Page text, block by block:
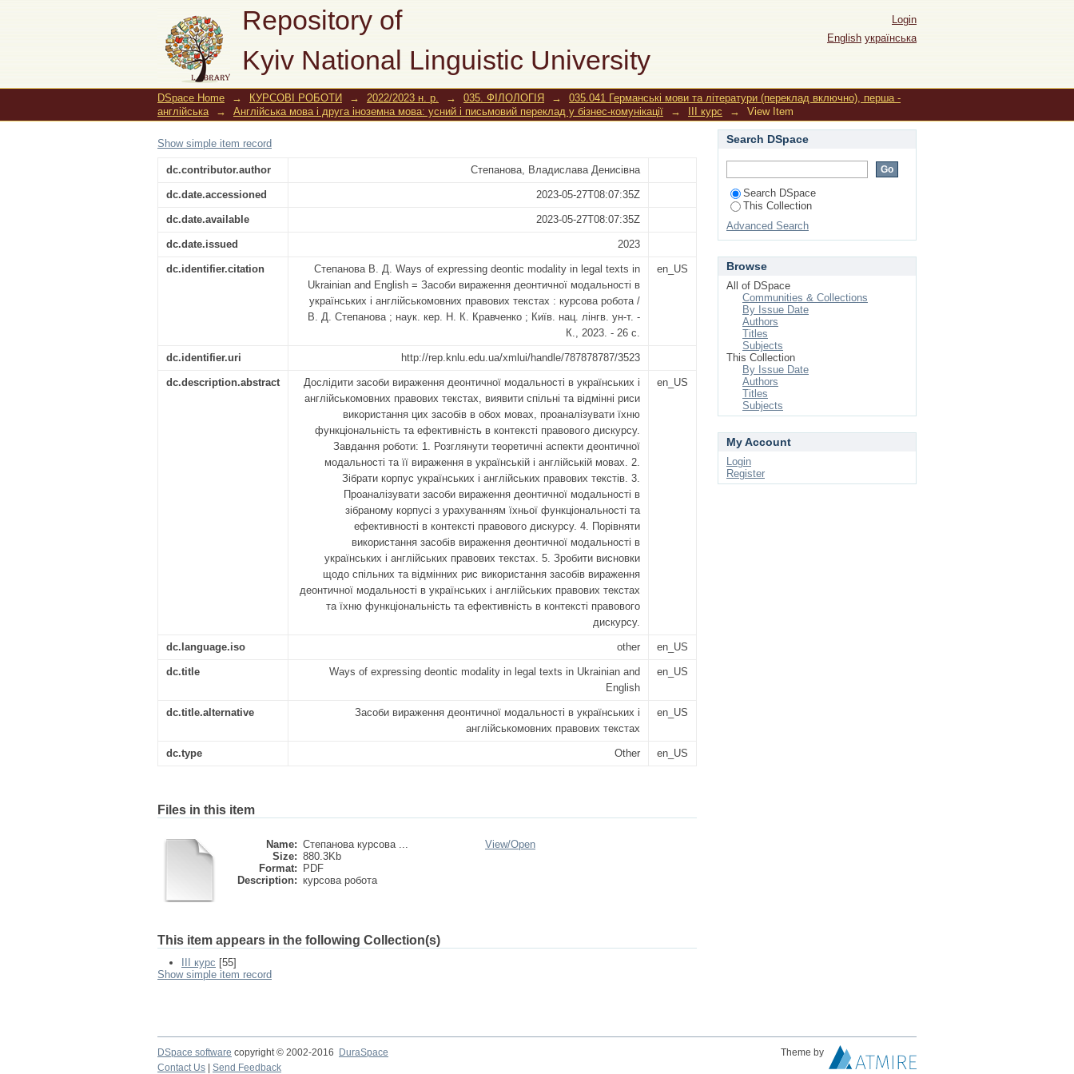
Repository of
Kyiv National Linguistic University
Ways of expressing deontic modality in legal texts in Ukrainian and English
Login
English українська
DSpace Home → КУРСОВІ РОБОТИ → 2022/2023 н. р. → 035. ФІЛОЛОГІЯ →
035.041 Германські мови та літератури (переклад включно), перша -
англійська
→ Англійська мова і друга іноземна мова: усний і письмовий переклад у бізнес-комунікації → III курс → View Item
Show simple item record
dc.contributor.author Степанова, Владислава Денисівна
dc.date.accessioned 2023-05-27T08:07:35Z
dc.date.available 2023-05-27T08:07:35Z
dc.date.issued 2023
dc.identifier.citation
Степанова В. Д. Ways of expressing deontic modality in legal texts in
Ukrainian and English = Засоби вираження деонтичної модальності в
українських і англійськомовних правових текстах : курсова робота /
В. Д. Степанова ; наук. кер. Н. К. Кравченко ; Київ. нац. лінгв. ун-т. -
К., 2023. - 26 с.
en_US
dc.identifier.uri http://rep.knlu.edu.ua/xmlui/handle/787878787/3523
dc.description.abstract
Дослідити засоби вираження деонтичної модальності в українських і
англійськомовних правових текстах, виявити спільні та відмінні риси
використання цих засобів в обох мовах, проаналізувати їхню
функціональність та ефективність в контексті правового дискурсу.
Завдання роботи: 1. Розглянути теоретичні аспекти деонтичної
модальності та її вираження в українській і англійській мовах. 2.
Зібрати корпус українських і англійських правових текстів. 3.
Проаналізувати засоби вираження деонтичної модальності в
зібраному корпусі з урахуванням їхньої функціональності та
ефективності в контексті правового дискурсу. 4. Порівняти
використання засобів вираження деонтичної модальності в
українських і англійських правових текстах. 5. Зробити висновки
щодо спільних та відмінних рис використання засобів вираження
деонтичної модальності в українських і англійських правових текстах
та їхню функціональність та ефективність в контексті правового
дискурсу.
en_US
dc.language.iso other en_US
dc.title
Ways of expressing deontic modality in legal texts in Ukrainian and
English
en_US
dc.title.alternative
Засоби вираження деонтичної модальності в українських і
англійськомовних правових текстах
en_US
dc.type Other en_US
Files in this item
Name: Степанова курсова ...
Size: 880.3Kb
Format:
PDF
Description: курсова робота
View/Open
This item appears in the following Collection(s)
III курс [55]
Show simple item record
Search DSpace
Search DSpace
This Collection
Advanced Search
Browse
All of DSpace
Communities & Collections
By Issue Date
Authors
Titles
Subjects
This Collection
By Issue Date
Authors
Titles
Subjects
My Account
Login
Register
DSpace software copyright © 2002-2016 DuraSpace
Theme by
Contact Us
Send Feedback